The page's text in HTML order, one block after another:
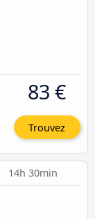
83 €
Trouvez
14h 30min